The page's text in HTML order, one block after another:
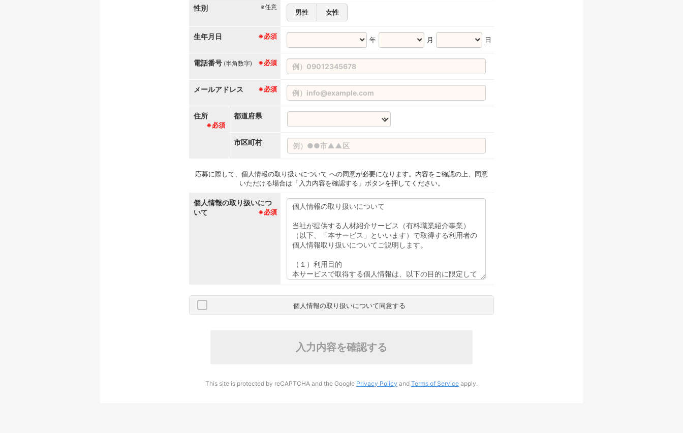
性別 ※任意
男性 女性
生年月日 ※必須 年 月 日
電話番号 ※必須
(半角数字)
メールアドレス ※必須
住所
※必須
都道府県
市区町村
応募に際して、個人情報の取り扱いについて への同意が必要になります。内容をご確認の上、同意
いただける場合は「入力内容を確認する」ボタンを押してください。
個人情報の取り扱いにつ
いて
※必須
個人情報の取り扱いについて同意する
入力内容を確認する
This site is protected by reCAPTCHA and the Google Privacy Policy and Terms of Service apply.